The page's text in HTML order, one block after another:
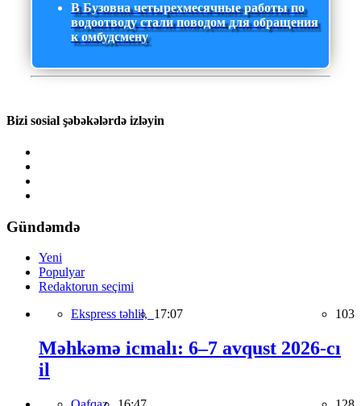
В Бузовна четырехмесячные работы по
водоотводу стали поводом для обращения
к омбудсмену
Bizi sosial şəbəkələrdə izləyin
Gündəmdə
Yeni
Populyar
Redaktorun seçimi
Ekspress təhlil, 17:07 103
Məhkəmə icmalı: 6–7 avqust 2026-cı
il